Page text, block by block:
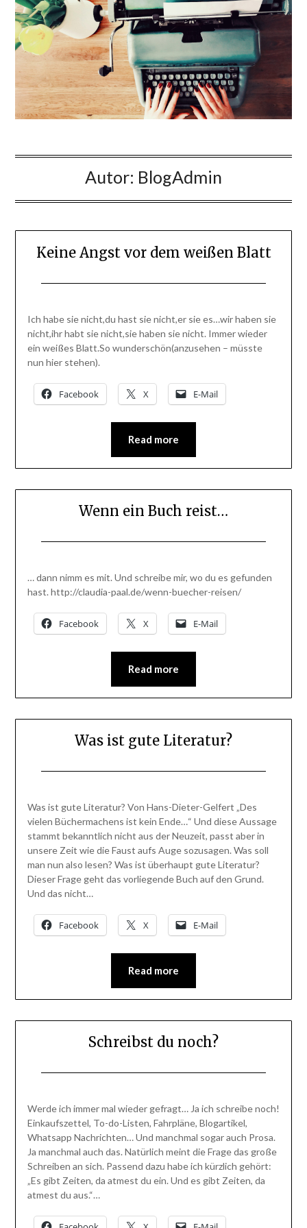
Autor: BlogAdmin
Keine Angst vor dem weißen Blatt
15.
Mai
Ich habe sie nicht,du hast sie nicht,er sie es…wir haben sie
nicht,ihr habt sie nicht,sie haben sie nicht. Immer wieder
ein weißes Blatt.So wunderschön(anzusehen – müsste
nun hier stehen).
Facebook X E-Mail
Read more
Wenn ein Buch reist…
8.
Februar
2022
… dann nimm es mit. Und schreibe mir, wo du es gefunden
hast. http://claudia-paal.de/wenn-buecher-reisen/
Facebook X E-Mail
Read more
Was ist gute Literatur?
8.
Januar
2016
Was ist gute Literatur? Von Hans-Dieter-Gelfert „Des
vielen Büchermachens ist kein Ende…“ Und diese Aussage
stammt bekanntlich nicht aus der Neuzeit, passt aber in
unsere Zeit wie die Faust aufs Auge sozusagen. Was soll
man nun also lesen? Was ist überhaupt gute Literatur?
Dieser Frage geht das vorliegende Buch auf den Grund.
Und das nicht…
Facebook X E-Mail
Read more
Schreibst du noch?
6.
Dezember
2015
Werde ich immer mal wieder gefragt… Ja ich schreibe noch!
Einkaufszettel, To-do-Listen, Fahrpläne, Blogartikel,
Whatsapp Nachrichten… Und manchmal sogar auch Prosa.
Ja manchmal auch das. Natürlich meint die Frage das große
Schreiben an sich. Passend dazu habe ich kürzlich gehört:
„Es gibt Zeiten, da atmest du ein. Und es gibt Zeiten, da
atmest du aus.“…